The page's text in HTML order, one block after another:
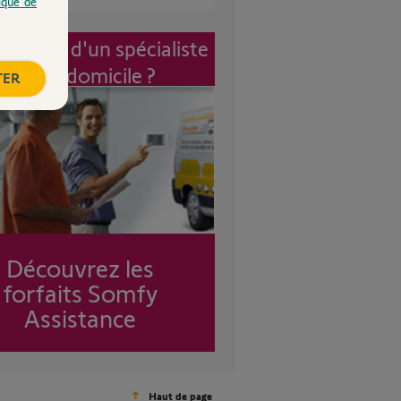
d'un spécialiste
à mon domicile ?
Découvrez les
forfaits Somfy
Assistance
Haut de page